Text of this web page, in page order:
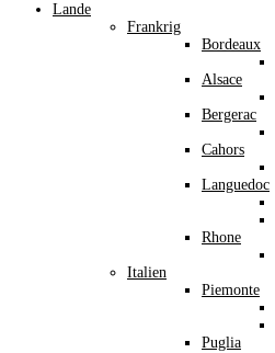
Lande
Frankrig
Bordeaux
Alsace
Bergerac
Cahors
Languedoc
Rhone
Italien
Piemonte
Puglia